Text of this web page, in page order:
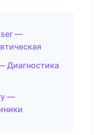
—
Диагностика
—